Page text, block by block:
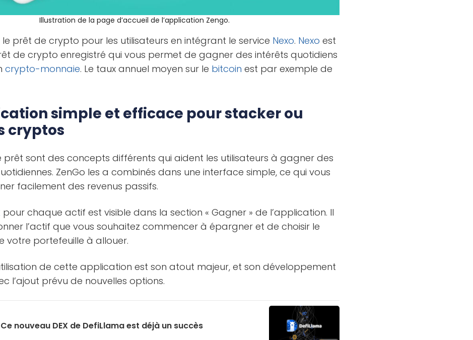
Illustration de la page d’accueil de l’application Zengo.
le prêt de crypto pour les utilisateurs en intégrant le service Nexo. Nexo est
de crypto enregistré qui vous permet de gagner des intérêts quotidiens
crypto-monnaie. Le taux annuel moyen sur le bitcoin est par exemple de
simple et efficace pour stacker ou
cryptos
prêt sont des concepts différents qui aident les utilisateurs à gagner des
ZenGo les a combinés dans une interface simple, ce qui vous
facilement des revenus passifs.
pour chaque actif est visible dans la section « Gagner » de l’application. Il
l’actif que vous souhaitez commencer à épargner et de choisir le
votre portefeuille à allouer.
de cette application est son atout majeur, et son développement
l’ajout prévu de nouvelles options.
Ce nouveau DEX de DefiLlama est déjà un succès